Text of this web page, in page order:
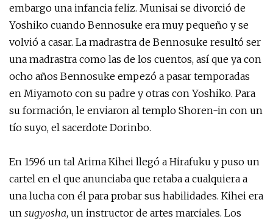
embargo una infancia feliz. Munisai se divorció de
Yoshiko cuando Bennosuke era muy pequeño y se
volvió a casar. La madrastra de Bennosuke resultó ser
una madrastra como las de los cuentos, así que ya con
ocho años Bennosuke empezó a pasar temporadas
en Miyamoto con su padre y otras con Yoshiko. Para
su formación, le enviaron al templo Shoren-in con un
tío suyo, el sacerdote Dorinbo.
En 1596 un tal Arima Kihei llegó a Hirafuku y puso un
cartel en el que anunciaba que retaba a cualquiera a
una lucha con él para probar sus habilidades. Kihei era
un sugyosha, un instructor de artes marciales. Los